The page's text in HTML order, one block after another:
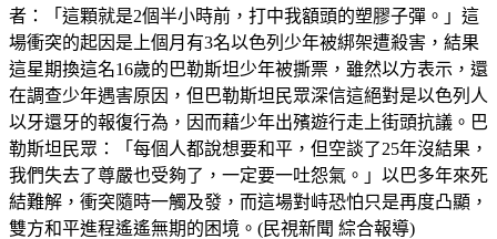
者：「這顆就是2個半小時前，打中我額頭的塑膠子彈。」這
場衝突的起因是上個月有3名以色列少年被綁架遭殺害，結果
這星期換這名16歲的巴勒斯坦少年被撕票，雖然以方表示，還
在調查少年遇害原因，但巴勒斯坦民眾深信這絕對是以色列人
以牙還牙的報復行為，因而藉少年出殯遊行走上街頭抗議。巴
勒斯坦民眾：「每個人都說想要和平，但空談了25年沒結果，
我們失去了尊嚴也受夠了，一定要一吐怨氣。」以巴多年來死
結難解，衝突隨時一觸及發，而這場對峙恐怕只是再度凸顯，
雙方和平進程遙遙無期的困境。(民視新聞 綜合報導)